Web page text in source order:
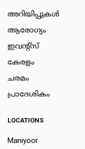
അറിയിപ്പുകള്‍
ആരോഗ്യം
ഇവന്റ്സ്
കേരളം
ചരമം
പ്രാദേശികം
LOCATIONS
Maniyoor